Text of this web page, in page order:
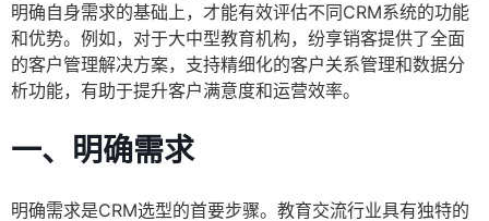
明确自身需求的基础上，才能有效评估不同CRM系统的功能
和优势。例如，对于大中型教育机构，纷享销客提供了全面
的客户管理解决方案，支持精细化的客户关系管理和数据分
析功能，有助于提升客户满意度和运营效率。
一、明确需求
明确需求是CRM选型的首要步骤。教育交流行业具有独特的